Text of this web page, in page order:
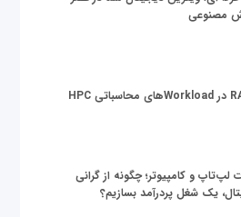
مصنوعی
لپ‌تاپ و کامپیوتر؛ چگونه از گرانی
یک شغل پردرآمد بسازیم؟